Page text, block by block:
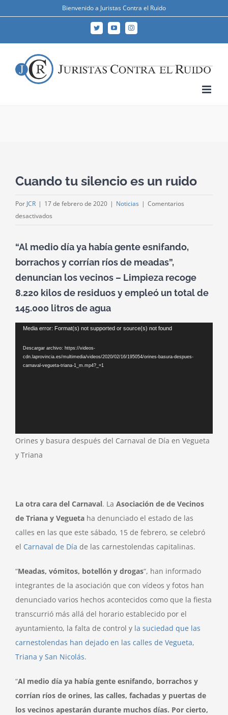
Bienvenido a Juristas Contra el Ruido
TwitterYouTubeInstagram
Cuando tu silencio es un ruido
Por JCR | 17 de febrero de 2020 | Noticias | Comentarios
desactivados
silencio
es
un
“Al medio día ya había gente esnifando,
borrachos y corrían ríos de meadas”,
denuncian los vecinos – Limpieza recoge
8.220 kilos de residuos y empleó un total de
145.000 litros de agua
Reproductor
vídeo
Media error: Format(s) not supported or source(s) not found
Descargar archivo: https://videos-
cdn.laprovincia.es/multimedia/videos/2020/02/16/195054/orines-basura-despues-
carnaval-vegueta-triana-1_m.mp4?_=1
Orines y basura después del Carnaval de Día en Vegueta
y Triana
La otra cara del Carnaval. La Asociación de de Vecinos
de Triana y Vegueta ha denunciado el estado de las
calles en las que este sábado, 15 de febrero, se celebró
el Carnaval de Día de las carnestolendas capitalinas.
“Meadas, vómitos, botellón y drogas“, han informado
integrantes de la asociación que con vídeos y fotos han
denunciado varios hechos acontecidos como que la fiesta
transcurrió más allá del horario establecido por el
ayuntamiento, la falta de control y la suciedad que las
carnestolendas han dejado en las calles de Vegueta,
Triana y San Nicolás.
“Al medio día ya había gente esnifando, borrachos y
corrían ríos de orines, las calles, fachadas y puertas de
los vecinos apestarán durante muchos días. Por cierto,